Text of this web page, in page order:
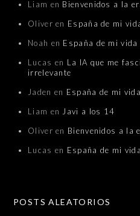
Liam en Bienvenidos a la
Oliver en España de mi
Noah en España de mi vida
Lucas en La IA que me
irrelevante
Jaden en España de mi
Liam en Javi a los 14
Oliver en Bienvenidos a la
Lucas en España de mi
POSTS ALEATORIOS